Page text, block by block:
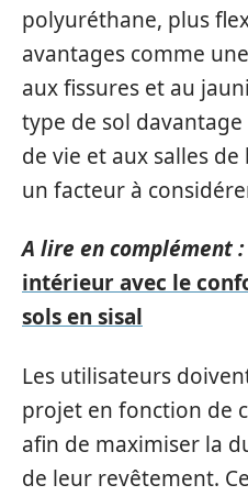
polyuréthane, plus
avantages comme
aux fissures et au
type de sol
de vie et aux salles
un facteur à
A lire en complément :
intérieur avec le
sols en sisal
Les utilisateurs
projet en fonction de
afin de maximiser la
de leur revêtement.